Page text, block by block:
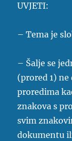
UVJETI:
– Tema je
– Šalje se
(prored 1) ne
proredima
znakova s
svim
dokumentu